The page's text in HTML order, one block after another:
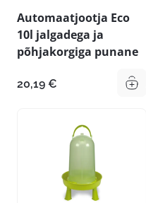
Automaatjootja Eco
10l jalgadega ja
põhjakorgiga punane
20,19 €